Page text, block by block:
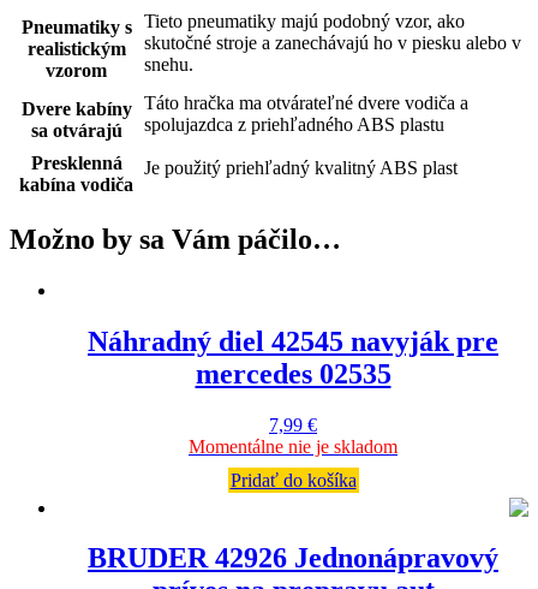
Pneumatiky s
realistickým
vzorom
Tieto pneumatiky majú podobný vzor, ako
skutočné stroje a zanechávajú ho v piesku alebo v
snehu.
Dvere kabíny
sa otvárajú
Táto hračka ma otvárateľné dvere vodiča a
spolujazdca z priehľadného ABS plastu
Presklenná
kabína vodiča
Je použitý priehľadný kvalitný ABS plast
Možno by sa Vám páčilo…
Náhradný diel 42545 navyják pre
mercedes 02535
7,99 €
Momentálne nie je skladom
Pridať do košíka
BRUDER 42926 Jednonápravový